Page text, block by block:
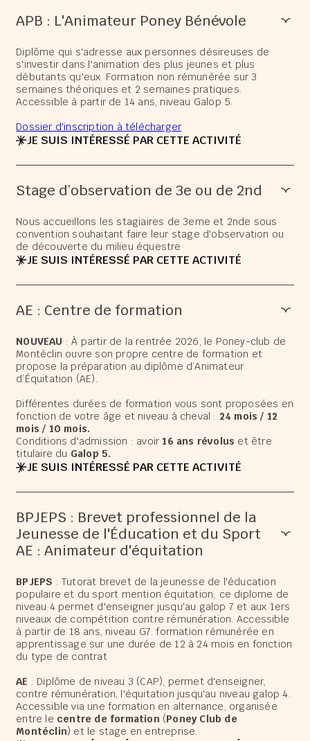
APB : L'Animateur Poney Bénévole
Diplôme qui s'adresse aux personnes désireuses de
s'investir dans l'animation des plus jeunes et plus
débutants qu'eux. Formation non rémunérée sur 3
semaines théoriques et 2 semaines pratiques.
Accessible à partir de 14 ans, niveau Galop 5.
Dossier d'inscription à télécharger
JE SUIS INTÉRESSÉ PAR CETTE ACTIVITÉ
Stage d’observation de 3e ou de 2nd
Nous accueillons les stagiaires de 3eme et 2nde sous
convention souhaitant faire leur stage d'observation ou
de découverte du milieu équestre
JE SUIS INTÉRESSÉ PAR CETTE ACTIVITÉ
AE : Centre de formation
NOUVEAU : À partir de la rentrée 2026, le Poney-club de
Montéclin ouvre son propre centre de formation et
propose la préparation au diplôme d’Animateur
d’Équitation (AE).
Différentes durées de formation vous sont proposées en
fonction de votre âge et niveau à cheval : 24 mois / 12
mois / 10 mois.
Conditions d'admission : avoir 16 ans révolus et être
titulaire du Galop 5.
JE SUIS INTÉRESSÉ PAR CETTE ACTIVITÉ
BPJEPS : Brevet professionnel de la
Jeunesse de l'Éducation et du Sport
AE : Animateur d'équitation
BPJEPS : Tutorat brevet de la jeunesse de l'éducation
populaire et du sport mention équitation; ce diplome de
niveau 4 permet d'enseigner jusqu'au galop 7 et aux 1ers
niveaux de compétition contre rémunération. Accessible
à partir de 18 ans, niveau G7. formation rémunérée en
apprentissage sur une durée de 12 à 24 mois en fonction
du type de contrat
AE : Diplôme de niveau 3 (CAP), permet d'enseigner,
contre rémunération, l'équitation jusqu'au niveau galop 4.
Accessible via une formation en alternance, organisée
entre le centre de formation (Poney Club de
Montéclin) et le stage en entreprise.